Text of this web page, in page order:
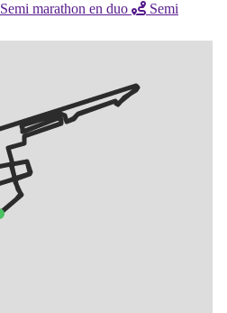
Semi marathon en duo
Semi